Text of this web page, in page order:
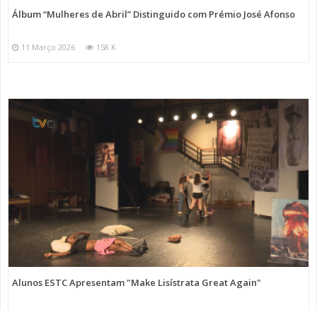
Álbum “Mulheres de Abril” Distinguido com Prémio José Afonso
11 Março 2026 158 K
Alunos ESTC Apresentam "Make Lisístrata Great Again"